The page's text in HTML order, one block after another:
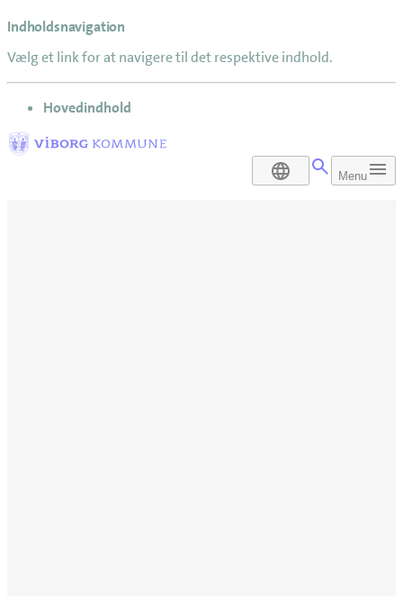
Indholdsnavigation
Vælg et link for at navigere til det respektive indhold.
gå til
Hovedindhold
DA Menu